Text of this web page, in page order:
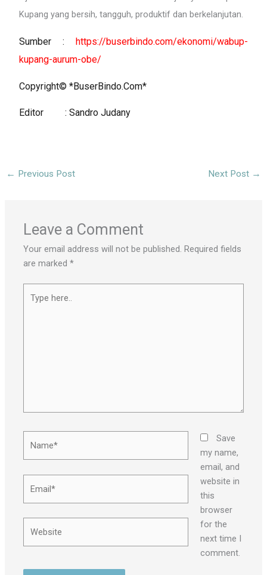
Kupang yang bersih, tangguh, produktif dan berkelanjutan.
Sumber : https://buserbindo.com/ekonomi/wabup-
kupang-aurum-obe/
Copyright© *BuserBindo.Com*
Editor : Sandro Judany
← Previous Post Next Post →
Leave a Comment
Your email address will not be published. Required fields
are marked*
here..
Save
my name,
email, and
website in
this
browser
for the
next time I
comment.